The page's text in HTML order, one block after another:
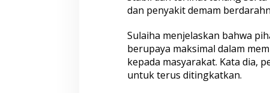
dan penyakit demam
Sulaiha menjelaskan bahwa
berupaya maksimal dalam
kepada masyarakat. Kata dia,
untuk terus ditingkatkan.